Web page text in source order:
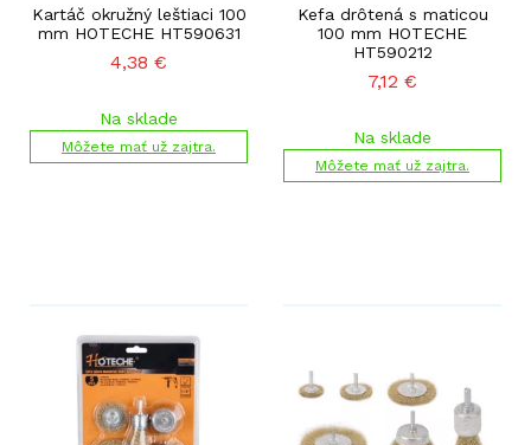
Kartáč okružný leštiaci 100
mm HOTECHE HT590631
4,38 €
Na sklade
Môžete mať už zajtra.
Kefa drôtená s maticou
100 mm HOTECHE
HT590212
7,12 €
Na sklade
Môžete mať už zajtra.